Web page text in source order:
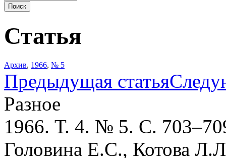
Статья
Архив, 1966, № 5
Предыдущая статья
Разное
1966. Т. 4. № 5. С.
Головина Е.С., Котова